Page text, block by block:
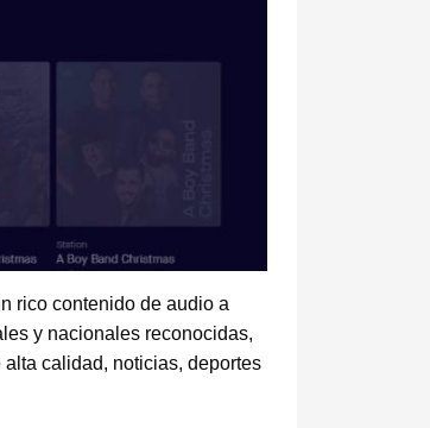
rico contenido de audio a
y nacionales reconocidas,
calidad, noticias, deportes